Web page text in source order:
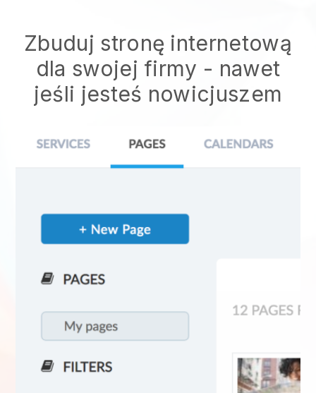
Zbuduj stronę internetową
dla swojej firmy - nawet
jeśli jesteś nowicjuszem